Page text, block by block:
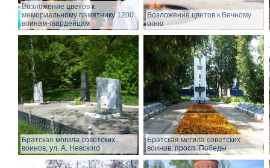
Возложение цветов к
мемориальному памятнику 1200
воинам-гвардейцам
Возложение цветов к Вечному
огню
Братская могила советских
воинов, ул. А. Невского
Братская могила советских
воинов, просп. Победы